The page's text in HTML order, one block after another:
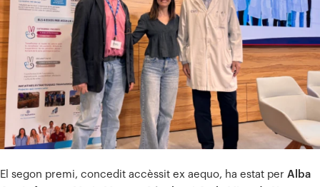
El segon premi, concedit accèssit ex aequo, ha estat per Alba